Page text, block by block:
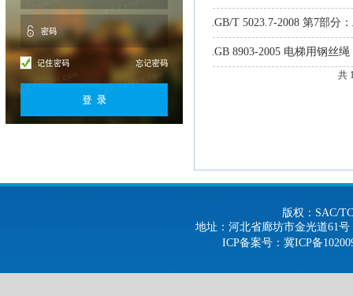
.GB/T 5023.7-2008 第7部分
.GB 8903-2005 电梯用钢丝绳
共
版权：SAC/
地址：河北省廊坊市金光道61号
ICP备案号 ：冀ICP备